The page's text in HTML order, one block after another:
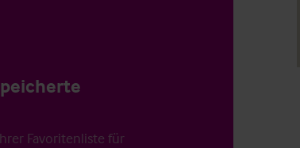
Favoritenliste für